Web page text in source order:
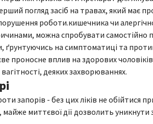
погляд засіб на травах, який має
роботи.кишечника чи
можна спробувати самостійно
на симптоматиці та
проносне вплив на здорових
деяких захворюваннях.
запорів - без цих ліків не обійтися
миттєвої дії дозволить уникнути